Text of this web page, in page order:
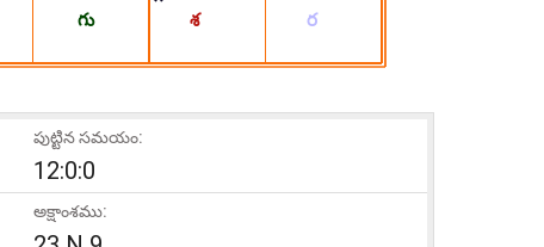
పుట్టిన సమయం:
12:0:0
అక్షాంశము: